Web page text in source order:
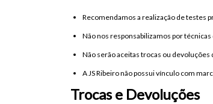
Recomendamos a realização de testes
Não nos responsabilizamos por
Não serão aceitas trocas ou
A JS Ribeiro não possui vínculo com
Trocas e Devoluções